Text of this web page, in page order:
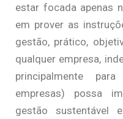
estar focada apenas
em prover as
gestão, prático,
qualquer empresa,
principalmente
empresas) possa
gestão sustentável